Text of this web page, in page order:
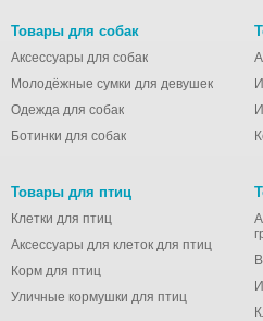
Товары для собак
Аксессуары для собак
Молодёжные сумки для девушек
Одежда для собак
Ботинки для собак
Товары для птиц
Клетки для птиц
Аксессуары для клеток для птиц
Корм для птиц
Уличные кормушки для птиц